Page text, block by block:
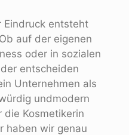
Eindruck entsteht
auf der eigenen
oder in sozialen
entscheiden
Unternehmen als
undmodern
die Kosmetikerin
haben wir genau